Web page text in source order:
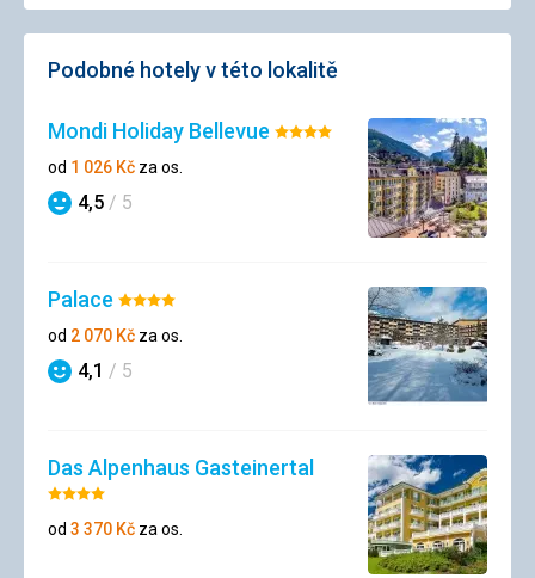
Podobné hotely v této lokalitě
Mondi Holiday Bellevue Hodnocení:
od 1 026 Kč za os.
Hodnocení
4,5 / 5
Palace Hodnocení:
4/5
od 2 070 Kč za os.
Hodnocení
4,1 / 5
Das Alpenhaus Gasteinertal
Hodnocení:
4/5
od 3 370 Kč za os.